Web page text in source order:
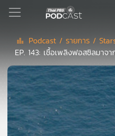
Podcast
เพล
ย์
ลิ
สต์
แนะนำ
Podcast / รายการ /
EP. 143: เชื้อเพลิงฟอสซิลมาจา